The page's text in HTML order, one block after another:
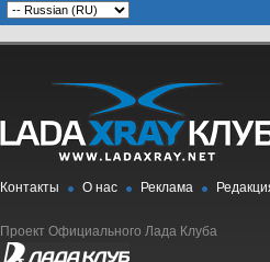
Контакты О нас Реклама
Проект Официального Лада Клуба